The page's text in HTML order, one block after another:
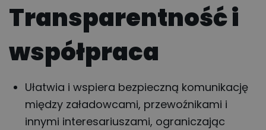
Transparentność i
współpraca
Ułatwia i wspiera bezpieczną komunikację
między załadowcami, przewoźnikami i
innymi interesariuszami, ograniczając